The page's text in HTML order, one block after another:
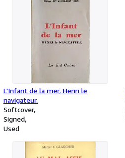
L'Infant de la mer, Henri le
navigateur.
Softcover
Signed
Used